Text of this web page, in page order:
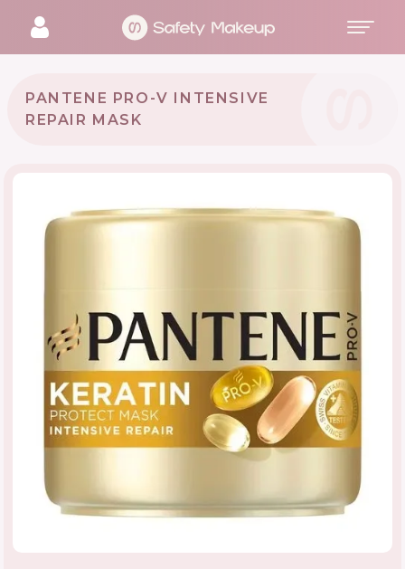
PANTENE PRO-V INTENSIVE
REPAIR MASK